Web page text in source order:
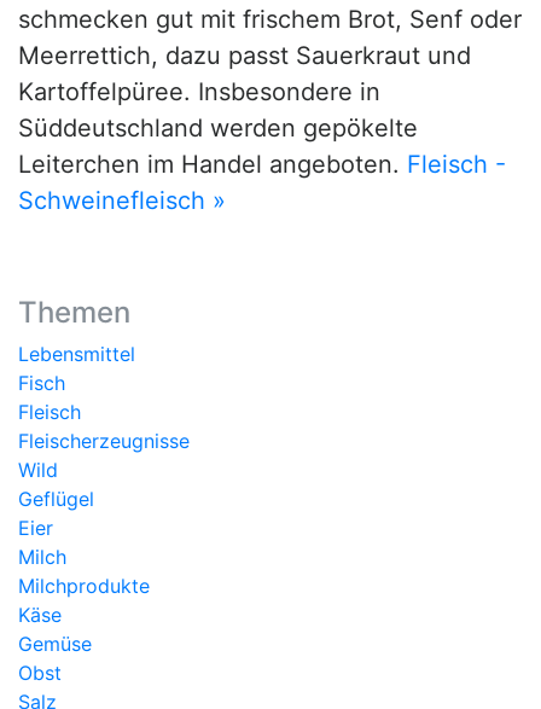
schmecken gut mit frischem Brot, Senf oder
Meerrettich, dazu passt Sauerkraut und
Kartoffelpüree. Insbesondere in
Süddeutschland werden gepökelte
Leiterchen im Handel angeboten. Fleisch -
Schweinefleisch »
Themen
Lebensmittel
Fisch
Fleisch
Fleischerzeugnisse
Wild
Geflügel
Eier
Milch
Milchprodukte
Käse
Gemüse
Obst
Salz